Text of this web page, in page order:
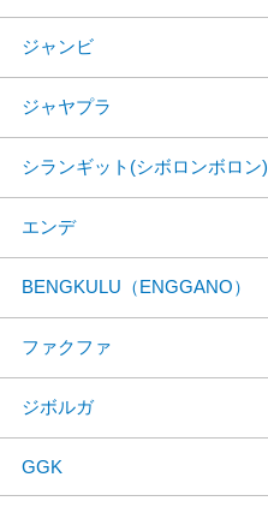
ジャンビ
ジャヤプラ
シランギット(シボロンボロン)
エンデ
BENGKULU（ENGGANO）
ファクファ
ジボルガ
GGK